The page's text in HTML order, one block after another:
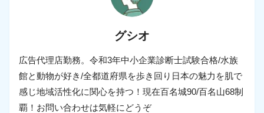
グシオ
広告代理店勤務。令和3年中小企業診断士試験合格/水族
館と動物が好き/全都道府県を歩き回り日本の魅力を肌で
感じ地域活性化に関心を持つ！現在百名城90/百名山68制
覇！お問い合わせは気軽にどうぞ